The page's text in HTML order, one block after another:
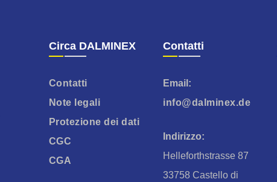
Circa DALMINEX
Contatti
Note legali
Protezione dei dati
CGC
CGA
Contatti
Email:
info@dalminex.de
Indirizzo:
Helleforthstrasse 87
33758 Castello di